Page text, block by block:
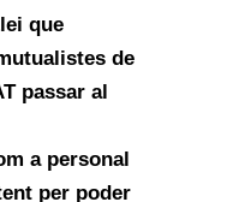
que
de
passar al
a personal
per poder